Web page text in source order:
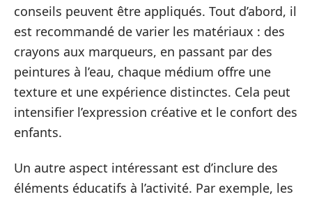
conseils peuvent être appliqués. Tout d’abord, il
est recommandé de varier les matériaux : des
crayons aux marqueurs, en passant par des
peintures à l’eau, chaque médium offre une
texture et une expérience distinctes. Cela peut
intensifier l’expression créative et le confort des
enfants.
Un autre aspect intéressant est d’inclure des
éléments éducatifs à l’activité. Par exemple, les